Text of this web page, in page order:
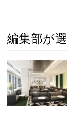
編集部が